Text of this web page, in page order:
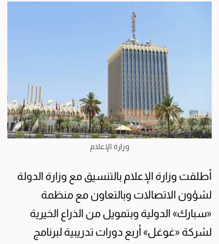
وزارة الإعلام
أطلقت وزارة الإعلام بالتنسيق مع وزارة الدولة
لشؤون الاتصالات وبالتعاون مع منظمة
«سبارك» الدولية وبتمويل من الذراع الخيرية
لشركة «غوغل» أربع دورات تدريبية لبرنامج